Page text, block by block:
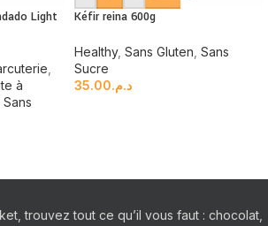
Light
à
Sans
Kéfir reina 600g
Healthy, Sans Gluten Sans
Sucre
د.م.35.00
trouvez tout ce qu’il vous faut : chocolat,